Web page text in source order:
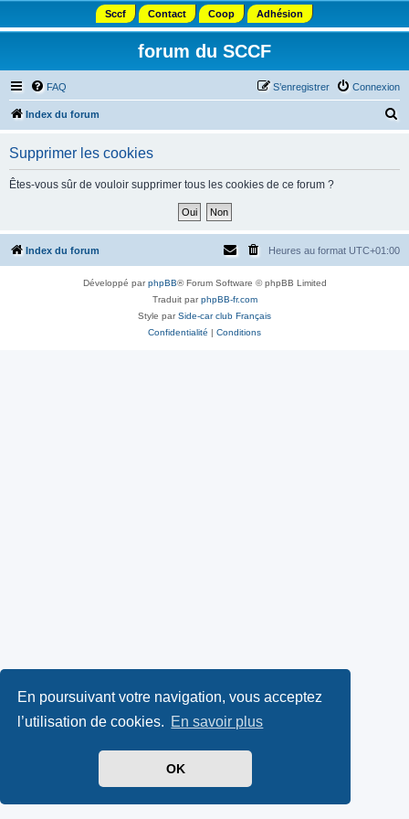
En poursuivant votre navigation, vous acceptez
l’utilisation de cookies. En savoir plus
OK
Sccf Contact Coop Adhésion
forum du SCCF
FAQ Connexion
S’enregistrer
Index du forum
h
Supprimer les cookies
Êtes-vous sûr de vouloir supprimer tous les cookies de ce forum ?
Index du forum Heures au format UTC+01:00
Développé parphpBB® Forum Software © phpBB Limited
Traduit parphpBB-fr.com
Style parSide-car club Français
Confidentialité | Conditions